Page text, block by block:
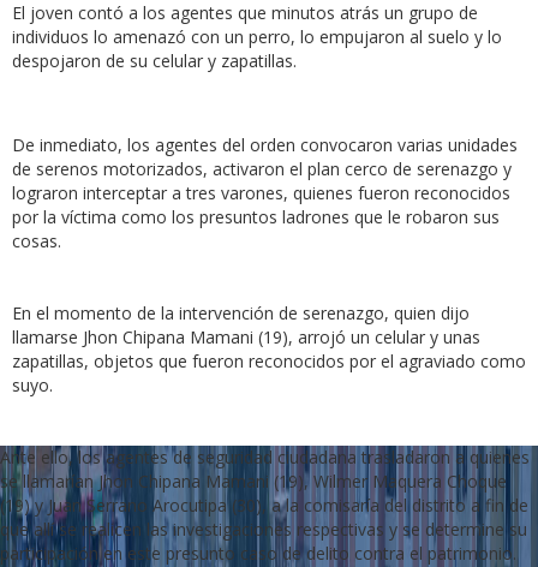
El joven contó a los agentes que minutos atrás un grupo de
individuos lo amenazó con un perro, lo empujaron al suelo y lo
despojaron de su celular y zapatillas.
De inmediato, los agentes del orden convocaron varias unidades
de serenos motorizados, activaron el plan cerco de serenazgo y
lograron interceptar a tres varones, quienes fueron reconocidos
por la víctima como los presuntos ladrones que le robaron sus
cosas.
En el momento de la intervención de serenazgo, quien dijo
llamarse Jhon Chipana Mamani (19), arrojó un celular y unas
zapatillas, objetos que fueron reconocidos por el agraviado como
suyo.
Ante ello, los agentes de seguridad ciudadana trasladaron a quienes
se llamarían Jhon Chipana Mamani (19), Wilmer Maquera Choque
(19) y Juan Serrano Arocutipa (30), a la comisaría del distrito a fin de
que allí se realicen las investigaciones respectivas y se determine su
participación en este presunto caso de delito contra el patrimonio.